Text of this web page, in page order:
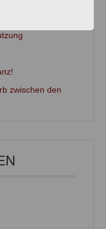
zwischen den